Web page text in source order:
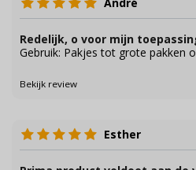
Redelijk, o voor mijn
Gebruik: Pakjes tot grote pakken
Bekijk review
Esther